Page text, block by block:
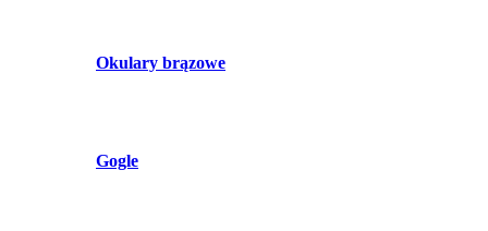
Okulary brązowe
Gogle